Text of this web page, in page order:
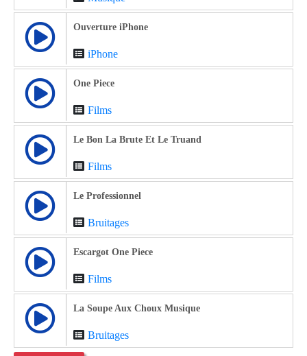
Ouverture iPhone
iPhone
One Piece
Films
Le Bon La Brute Et Le Truand
Films
Le Professionnel
Bruitages
Escargot One Piece
Films
La Soupe Aux Choux Musique
Bruitages